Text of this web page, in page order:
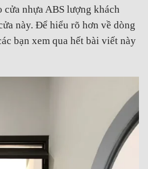
nhựa ABS lượng khách
này. Để hiểu rõ hơn về dòng
bạn xem qua hết bài viết này